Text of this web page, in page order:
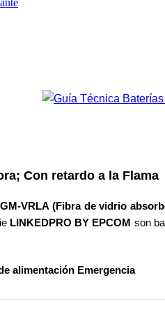
retardo a la Flama
VRLA (Fibra de vidrio
LINKEDPRO BY EPCOM son
alimentación Emergencia